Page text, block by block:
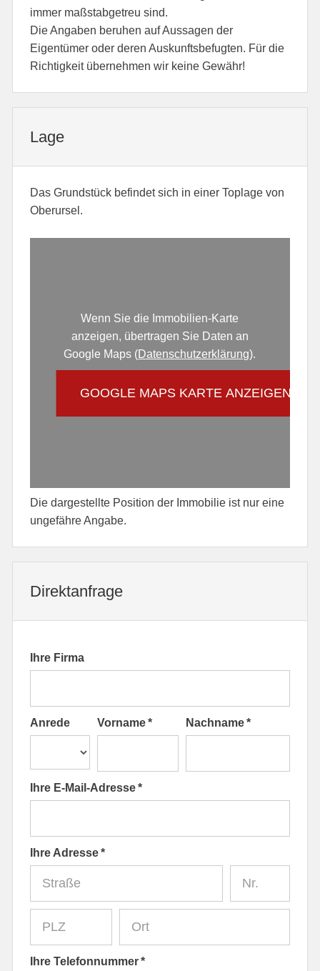
immer maßstabgetreu sind.
Die Angaben beruhen auf Aussagen der
Eigentümer oder deren Auskunftsbefugten. Für die
Richtigkeit übernehmen wir keine Gewähr!
Lage
Das Grundstück befindet sich in einer Toplage von
Oberursel.
Wenn Sie die Immobilien-Karte
anzeigen, übertragen Sie Daten an
Google Maps (Datenschutzerklärung).
GOOGLE MAPS KARTE ANZEIGEN
Die dargestellte Position der Immobilie ist nur eine
ungefähre Angabe.
Direktanfrage
Ihre Firma
Anrede Vorname * Nachname *
Ihre E-Mail-Adresse *
Ihre Adresse *
Ihre Telefonnummer *